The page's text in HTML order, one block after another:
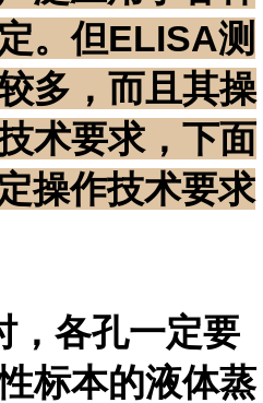
。但ELISA测
多，而且其操
术要求，下面
操作技术要求
，各孔一定要
标本的液体蒸